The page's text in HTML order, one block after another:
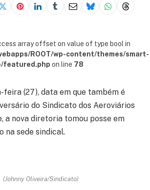
array offset on value of type bool in
ROOT/wp-content/themes/smart-
featured.php on line 78
feira (27), data em que também é
do Sindicato dos Aeroviários
a nova diretoria tomou posse em
na sede sindical.
(Johnny Oliveira/Sindicato)